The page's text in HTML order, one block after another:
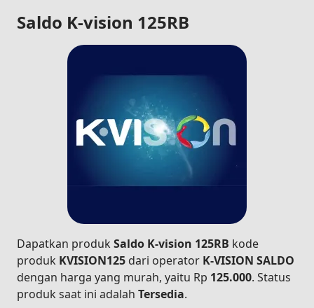
Saldo K-vision 125RB
Dapatkan produk Saldo K-vision 125RB kode
produk KVISION125 dari operator K-VISION SALDO
dengan harga yang murah, yaitu Rp 125.000. Status
produk saat ini adalah Tersedia.